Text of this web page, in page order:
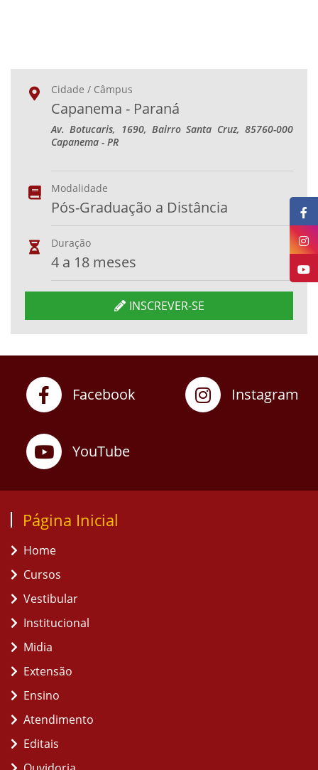
Cidade / Câmpus
Capanema - Paraná
Av. Botucaris, 1690, Bairro Santa Cruz, 85760-000
Capanema - PR
Modalidade
Pós-Graduação a Distância
Duração
4 a 18 meses
INSCREVER-SE
Facebook Instagram
YouTube
Página Inicial
Home
Cursos
Vestibular
Institucional
Midia
Extensão
Ensino
Atendimento
Editais